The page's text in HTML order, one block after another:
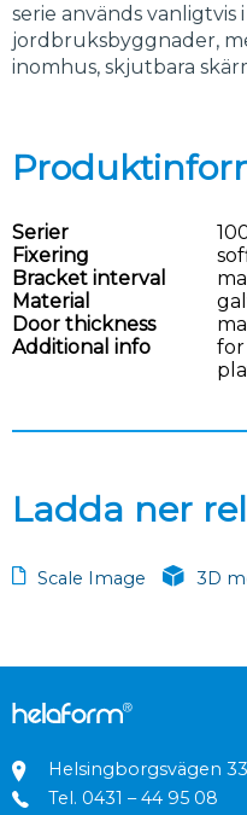
serie används vanligtvis
jordbruksbyggnader,
inomhus, skjutbara
Serier
Fixering
Bracket interval
Material
Door thickness
Additional info
for
Ladda ner
Scale Image 3D
Helsingborgsvägen
Tel. 0431 – 44 95 08